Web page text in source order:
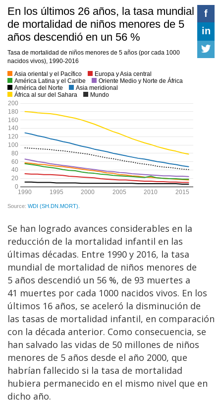
Se han logrado avances considerables en la
reducción de la mortalidad infantil en las
últimas décadas. Entre 1990 y 2016, la tasa
mundial de mortalidad de niños menores de
5 años descendió un 56 %, de 93 muertes a
41 muertes por cada 1000 nacidos vivos. En los
últimos 16 años, se aceleró la disminución de
las tasas de mortalidad infantil, en comparación
con la década anterior. Como consecuencia, se
han salvado las vidas de 50 millones de niños
menores de 5 años desde el año 2000, que
habrían fallecido si la tasa de mortalidad
hubiera permanecido en el mismo nivel que en
dicho año.